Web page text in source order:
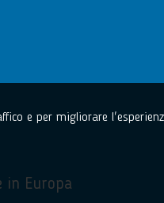
in Europa
e per migliorare